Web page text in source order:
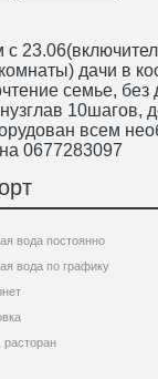
дачи в
семье, без
10шагов,
всем
0677283097
вода постоянно
вода по графику
расторан